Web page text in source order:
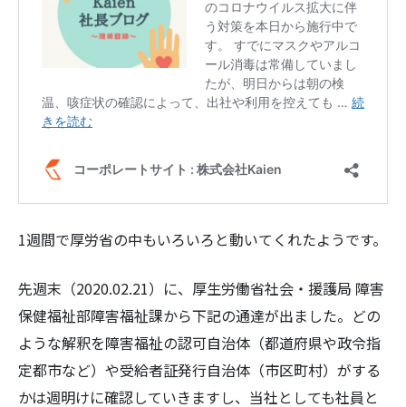
1週間で厚労省の中もいろいろと動いてくれたようです。
先週末（2020.02.21）に、厚生労働省社会・援護局 障害
保健福祉部障害福祉課から下記の通達が出ました。どの
ような解釈を障害福祉の認可自治体（都道府県や政令指
定都市など）や受給者証発行自治体（市区町村）がする
かは週明けに確認していきますし、当社としても社員と